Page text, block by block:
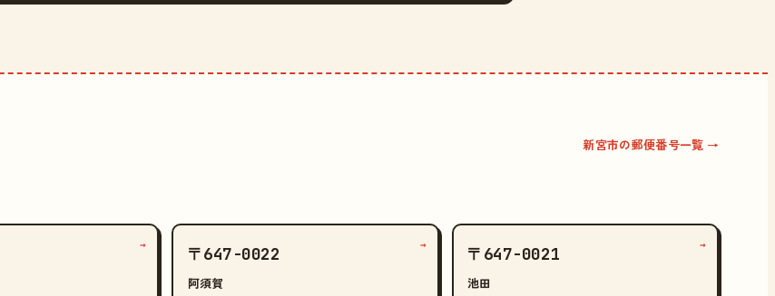
新宮市の郵便番号一覧 →
→ 〒647-0022
阿須賀
→ 〒647-0021
池田
→